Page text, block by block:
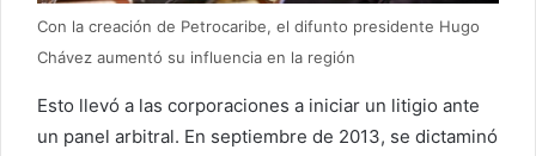
Con la creación de Petrocaribe, el difunto presidente Hugo
Chávez aumentó su influencia en la región
Esto llevó a las corporaciones a iniciar un litigio ante
un panel arbitral. En septiembre de 2013, se dictaminó